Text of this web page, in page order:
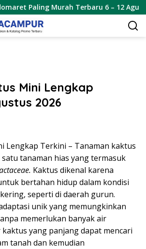
Terbaru 6 – 12 Agustus 2026
Mini Lengkap
2026
Lengkap Terkini – Tanaman kaktus
tanaman hias yang termasuk
Kaktus dikenal karena
bertahan hidup dalam kondisi
seperti di daerah gurun.
unik yang memungkinkan
memerlukan banyak air
yang panjang dapat mencari
tanah dan kemudian